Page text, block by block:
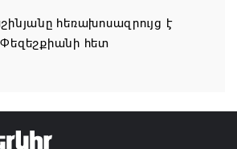
«Իսկանդերով» հարվածել է
մլն եվրո ներդրում՝
հեռախոսազրույց է
Փեզեշքիանի հետ